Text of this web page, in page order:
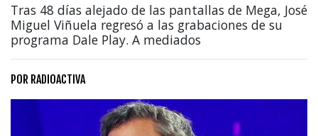
Tras 48 días alejado de las pantallas de Mega, José
Miguel Viñuela regresó a las grabaciones de su
programa Dale Play. A mediados
POR RADIOACTIVA